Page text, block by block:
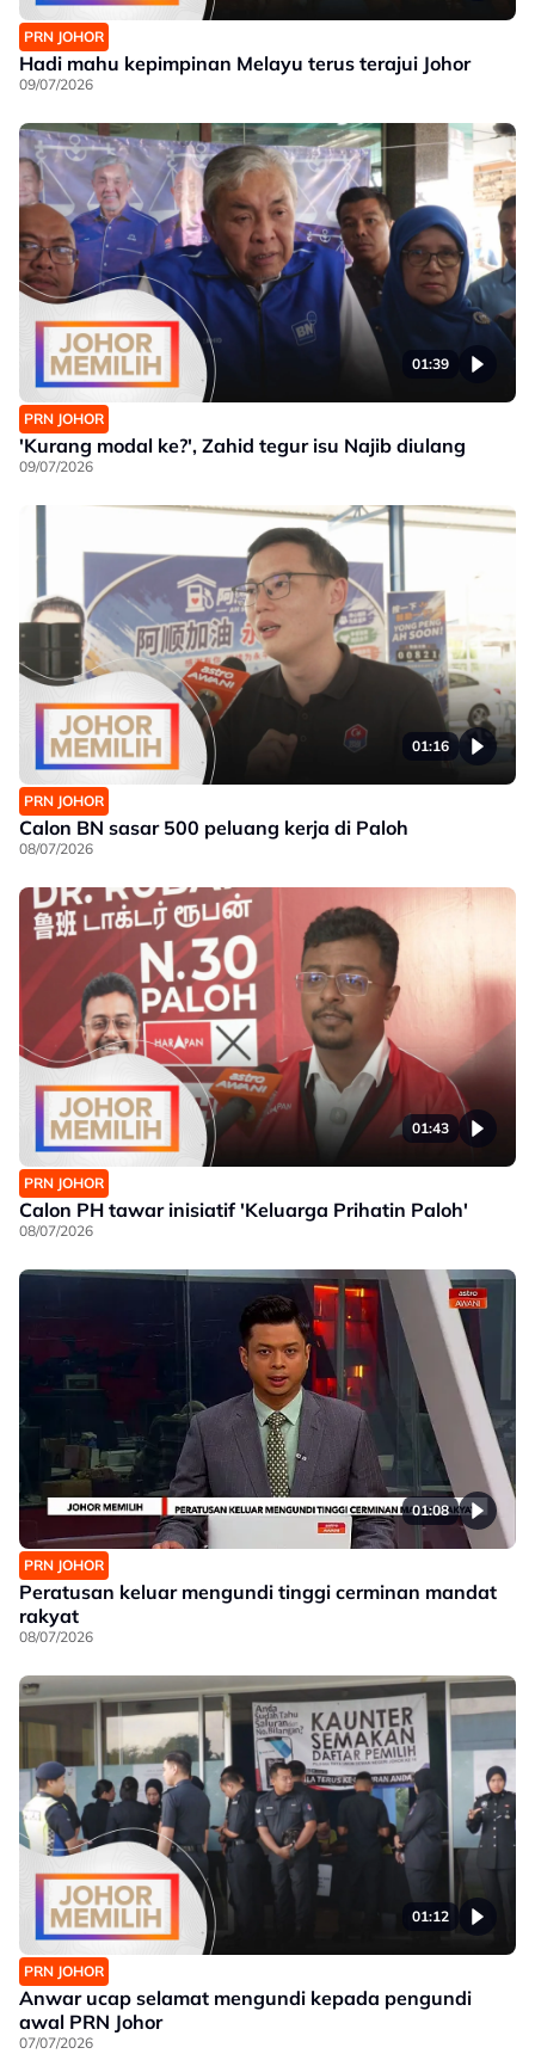
PRN JOHOR
Hadi mahu kepimpinan Melayu terus terajui Johor
09/07/2026
01:39
PRN JOHOR
'Kurang modal ke?', Zahid tegur isu Najib diulang
09/07/2026
01:16
PRN JOHOR
Calon BN sasar 500 peluang kerja di Paloh
08/07/2026
01:43
PRN JOHOR
Calon PH tawar inisiatif 'Keluarga Prihatin Paloh'
08/07/2026
01:08
PRN JOHOR
Peratusan keluar mengundi tinggi cerminan mandat
rakyat
08/07/2026
01:12
PRN JOHOR
Anwar ucap selamat mengundi kepada pengundi
awal PRN Johor
07/07/2026